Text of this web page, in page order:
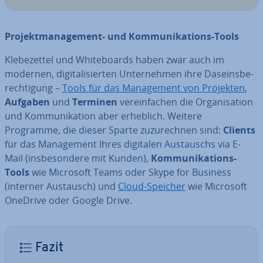
Pro­jekt­ma­nage­ment- und Kom­mu­ni­ka­ti­ons-Tools
Kle­be­zet­tel und White­boards haben zwar auch im
modernen, di­gi­ta­li­sier­ten Un­ter­neh­men ihre Da­seins­be­
rech­ti­gung –Tools für das Ma­nage­ment von Projekten,
Aufgaben und Terminen ver­ein­fa­chen die Or­ga­ni­sa­ti­on
und Kom­mu­ni­ka­ti­on aber erheblich. Weitere
Programme, die dieser Sparte zu­zu­rech­nen sind: Clients
für das Ma­nage­ment Ihres digitalen Aus­tauschs via E-
Mail (ins­be­son­de­re mit Kunden), Kom­mu­ni­ka­ti­ons-
Toolswie Microsoft Teams oder Skype for Business
(interner Austausch) und Cloud-Speicherwie Microsoft
OneDrive oder Google Drive.
Fazit